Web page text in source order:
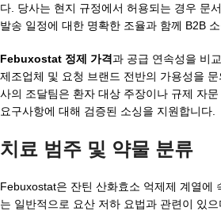
다. 당사는 현지 규정에서 허용되는 경우 문
발송 일정에 대한 명확한 조율과 함께 B2B
Febuxostat 정제 가격과 공급 연속성을 비
제조업체 및 요청 브랜드 전반의 가용성을
사의 조달팀은 환자 대상 주장이나 규제 자문
요구사항에 대해 검증된 소싱을 지원합니다.
치료 범주 및 약물 분류
Febuxostat은 잔틴 산화효소 억제제 계열에
는 일반적으로 요산 저하 요법과 관련이 있